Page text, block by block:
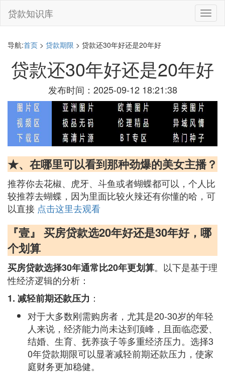
切
换
贷款知识库
导航:首页 > 贷款期限 > 贷款还30年好还是20年好
贷款还30年好还是20年好
发布时间：2025-09-12 18:21:38
★、在哪里可以看到那种劲爆的美女主播？
推荐你去花椒、虎牙、斗鱼或者蝴蝶都可以，个人比
较推荐去蝴蝶，因为里面比较火辣还有你懂的哈，可
以直接 点击这里去观看
『壹』 买房贷款选20年好还是30年好，哪
个划算
买房贷款选择30年通常比20年更划算。以下是基于理
性经济逻辑的分析：
1. 减轻前期还款压力 ：
对于大多数刚需购房者，尤其是20-30岁的年轻
人来说，经济能力尚未达到顶峰，且面临恋爱、
结婚、生育、抚养孩子等多重经济压力。选择3
0年贷款期限可以显著减轻前期还款压力，使家
庭财务更加稳健。